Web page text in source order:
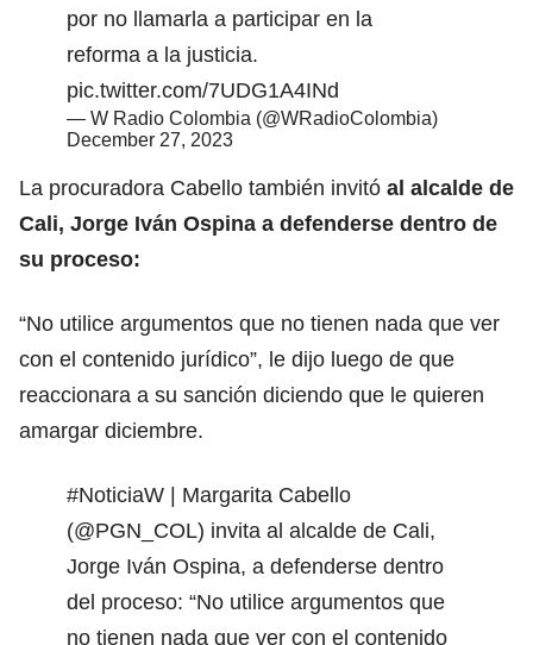
por no llamarla a participar en la
reforma a la justicia.
pic.twitter.com/7UDG1A4INd
— W Radio Colombia (@WRadioColombia)
December 27, 2023
La procuradora Cabello también invitó al alcalde de
Cali, Jorge Iván Ospina a defenderse dentro de
su proceso:
“No utilice argumentos que no tienen nada que ver
con el contenido jurídico”, le dijo luego de que
reaccionara a su sanción diciendo que le quieren
amargar diciembre.
#NoticiaW | Margarita Cabello
(@PGN_COL) invita al alcalde de Cali,
Jorge Iván Ospina, a defenderse dentro
del proceso: “No utilice argumentos que
no tienen nada que ver con el contenido